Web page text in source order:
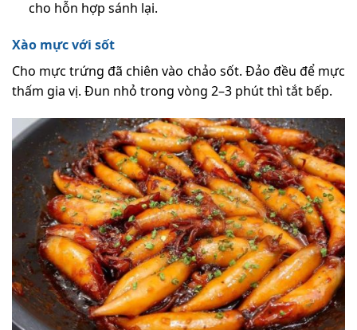
cho hỗn hợp sánh lại.
Xào mực với sốt
Cho mực trứng đã chiên vào chảo sốt. Đảo đều để mực
thấm gia vị. Đun nhỏ trong vòng 2–3 phút thì tắt bếp.